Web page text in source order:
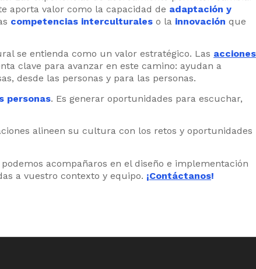
aporta valor como la capacidad de adaptación y
competencias interculturales o la innovación que
se entienda como un valor estratégico. Las acciones
clave para avanzar en este camino: ayudan a
desde las personas y para las personas.
personas. Es generar oportunidades para escuchar,
alineen su cultura con los retos y oportunidades
podemos acompañaros en el diseño e implementación
a vuestro contexto y equipo. ¡Contáctanos!